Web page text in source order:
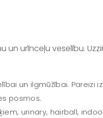
urīnceļu veselību.
un ilgmūžībai. Pareizi
posmos.
urinary, hairball,